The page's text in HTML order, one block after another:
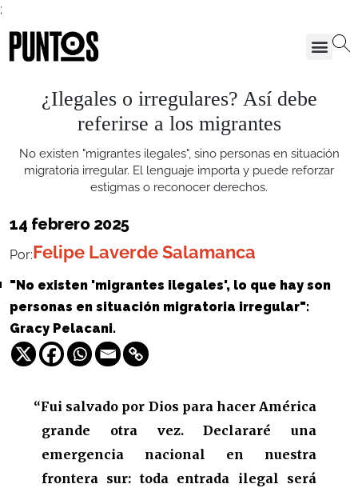
;
¿Ilegales o irregulares? Así debe
referirse a los migrantes
No existen "migrantes ilegales", sino personas en situación
migratoria irregular. El lenguaje importa y puede reforzar
estigmas o reconocer derechos.
14 febrero 2025
Por:Felipe Laverde Salamanca
"No existen 'migrantes ilegales', lo que hay son
personas en situación migratoria irregular":
Gracy Pelacani.
“Fui salvado por Dios para hacer América
grande otra vez. Declararé una
emergencia nacional en nuestra
frontera sur: toda entrada ilegal será